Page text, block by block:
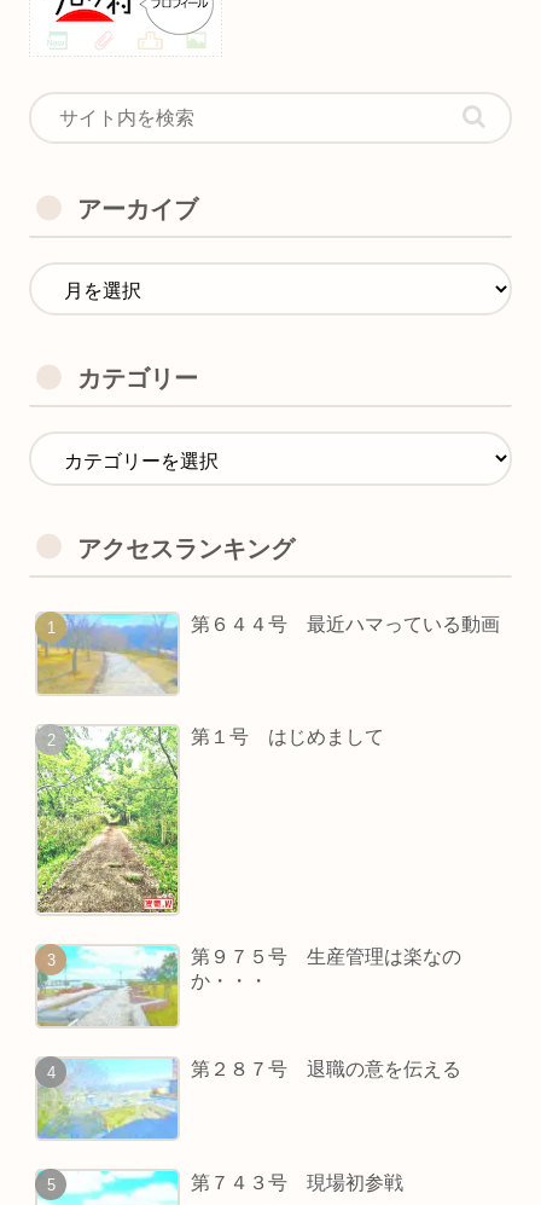
アーカイブ
カテゴリー
アクセスランキング
第６４４号 最近ハマっている動画
第１号 はじめまして
第９７５号 生産管理は楽なの
か・・・
第２８７号 退職の意を伝える
第７４３号 現場初参戦